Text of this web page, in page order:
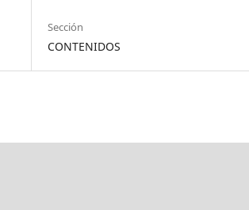
Sección
CONTENIDOS